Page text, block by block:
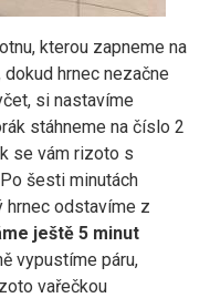
kterou zapneme na
hrnec nezačne
si nastavíme
stáhneme na číslo 2
se vám rizoto s
šesti minutách
hrnec odstavíme z
ještě 5 minut
vypustíme páru,
vařečkou